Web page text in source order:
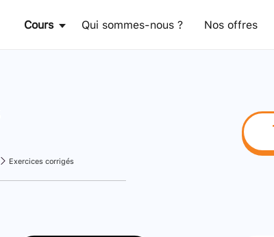
Cours Qui sommes-nous ? Nos offres
Exercices corrigés